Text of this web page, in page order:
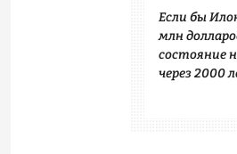
Если бы
млн
состояние
через 2000